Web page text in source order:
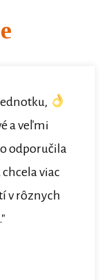
a veľmi
odporučila
viac
v rôznych